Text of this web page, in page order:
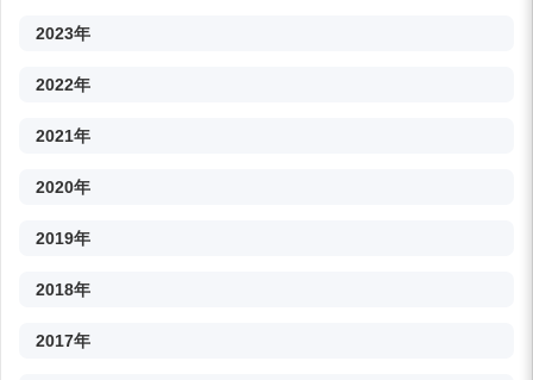
2023年
2022年
2021年
2020年
2019年
2018年
2017年